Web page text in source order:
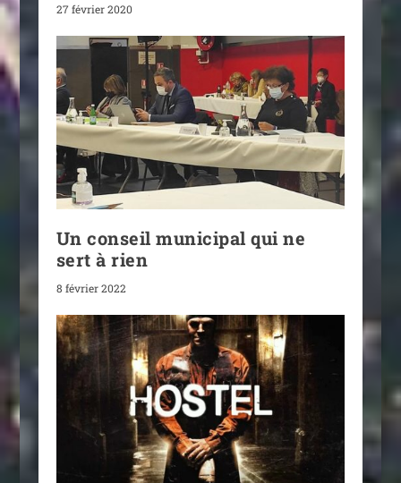
27 février 2020
Un conseil municipal qui ne
sert à rien
8 février 2022